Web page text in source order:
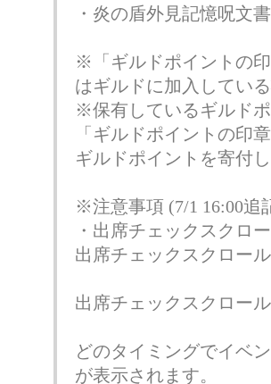
・炎の盾外見記憶呪文
※「ギルドポイントの
はギルドに加入してい
※保有しているギルド
「ギルドポイントの印
ギルドポイントを寄付
※注意事項 (7/1 16:00追
・出席チェックスクロ
出席チェックスクロー
出席チェックスクロー
どのタイミングでイベ
が表示されます。